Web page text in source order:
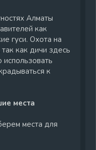
Алматы
как
гуси. Охота на
как дичи здесь
к
места
места для